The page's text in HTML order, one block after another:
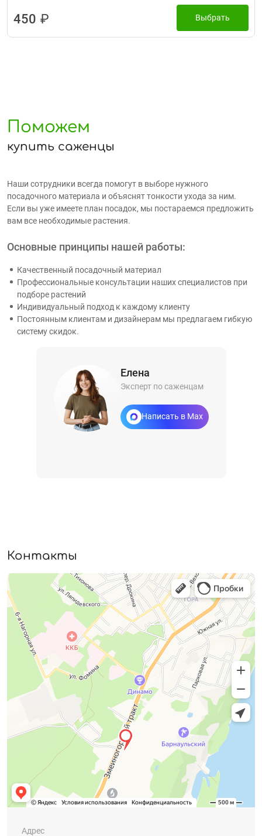
450 ₽ Выбрать
Поможем
купить саженцы
Наши сотрудники всегда помогут в выборе нужного
посадочного материала и объяснят тонкости ухода за ним.
Если вы уже имеете план посадок, мы постараемся предложить
вам все необходимые растения.
Основные принципы нашей работы:
Качественный посадочный материал
Профессиональные консультации наших специалистов при
подборе растений
Индивидуальный подход к каждому клиенту
Постоянным клиентам и дизайнерам мы предлагаем гибкую
систему скидок.
Елена
Эксперт по саженцам
Написать в Max
Контакты
Адрес